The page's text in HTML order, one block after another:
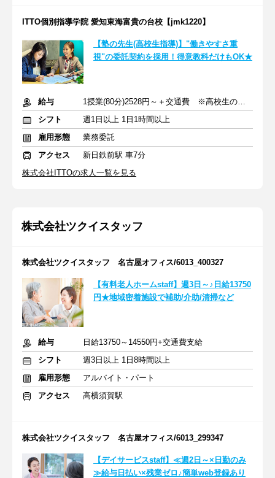
ITTO個別指導学院 愛知東海富貴の台校【jmk1220】
【塾の先生(高校生指導)】"働きやすさ重
視"の委託契約を採用！得意教科だけもOK★
給与
1授業(80分)2528円～＋交通費 ※高校生の場合
シフト
週1日以上 1日1時間以上
雇用形態
業務委託
アクセス
新日鉄前駅 車7分
株式会社ITTOの求人一覧を見る
株式会社ツクイスタッフ
株式会社ツクイスタッフ 名古屋オフィス/6013_400327
【有料老人ホームstaff】週3日～♪日給13750
円★地域密着施設で補助/介助/清掃など
給与
日給13750～14550円+交通費支給
シフト
週3日以上 1日8時間以上
雇用形態
アルバイト・パート
アクセス
高横須賀駅
株式会社ツクイスタッフ 名古屋オフィス/6013_299347
【デイサービスstaff】≪週2日～×日勤のみ
≫給与日払い×残業ゼロ♪簡単web登録あり